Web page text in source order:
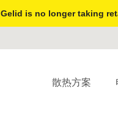
Gelid is no longer taking
散热方案